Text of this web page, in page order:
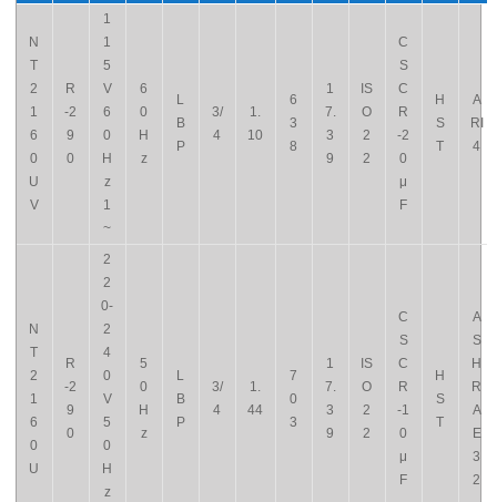
N
T
2
1
6
0
U
V
R
-2
9
0
1
1
5
V
6
0
H
z
1
~
6
0
H
z
L
B
P
3/
4
1.
10
6
3
8
1
7.
3
9
IS
O
2
2
C
S
C
R
-2
0
μ
F
H
S
T
A
RI
4
N
T
2
1
6
0
U
R
-2
9
0
2
2
0-
2
4
0
V
5
0
H
z
5
0
H
z
L
B
P
3/
4
1.
44
7
0
3
1
7.
3
9
IS
O
2
2
C
S
C
R
-1
0
μ
F
H
S
T
A
S
H
R
A
E
3
2